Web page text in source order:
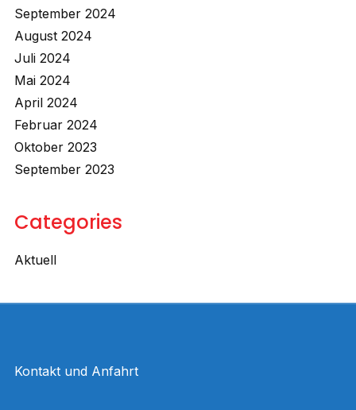
September 2024
August 2024
Juli 2024
Mai 2024
April 2024
Februar 2024
Oktober 2023
September 2023
Categories
Aktuell
Kontakt und Anfahrt